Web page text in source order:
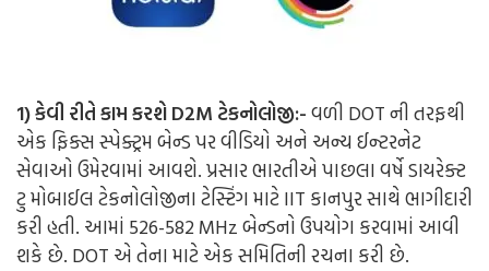
1) કેવી રીતે કામ કરશે D2M ટેકનોલોજી:-વળી DOT ની તરફથી
એક ફિક્સ સ્પેક્ટ્રમ બેન્ડ પર વીડિયો અને અન્ય ઈન્ટરનેટ
સેવાઓ ઉમેરવામાં આવશે. પ્રસાર ભારતીએ પાછલા વર્ષે ડાયરેક્ટ
ટુ મોબાઈલ ટેકનોલોજીના ટેસ્ટિંગ માટે IIT કાનપુર સાથે ભાગીદારી
કરી હતી. આમાં 526-582 MHz બેન્ડનો ઉપયોગ કરવામાં આવી
શકે છે. DOT એ તેના માટે એક સમિતિની રચના કરી છે.